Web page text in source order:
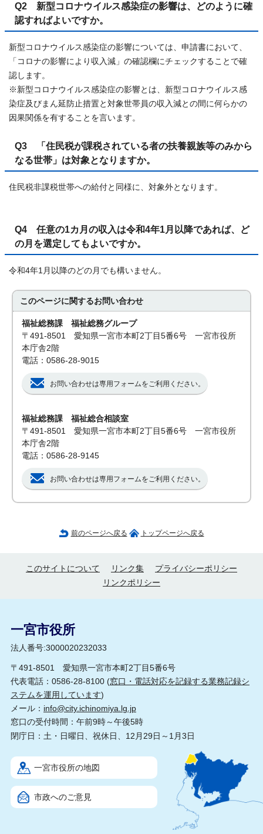
Q2 新型コロナウイルス感染症の影響は、どのように確
認すればよいですか。
新型コロナウイルス感染症の影響については、申請書において、
「コロナの影響により収入減」の確認欄にチェックすることで確
認します。
※新型コロナウイルス感染症の影響とは、新型コロナウイルス感
染症及びまん延防止措置と対象世帯員の収入減との間に何らかの
因果関係を有することを言います。
Q3 「住民税が課税されている者の扶養親族等のみから
なる世帯」は対象となりますか。
住民税非課税世帯への給付と同様に、対象外となります。
Q4 任意の1カ月の収入は令和4年1月以降であれば、ど
の月を選定してもよいですか。
令和4年1月以降のどの月でも構いません。
このページに関するお問い合わせ
福祉総務課 福祉総務グループ
〒491-8501 愛知県一宮市本町2丁目5番6号 一宮市役所
本庁舎2階
電話：0586-28-9015
お問い合わせは専用フォームをご利用ください。
福祉総務課 福祉総合相談室
〒491-8501 愛知県一宮市本町2丁目5番6号 一宮市役所
本庁舎2階
電話：0586-28-9145
お問い合わせは専用フォームをご利用ください。
前のページへ戻る トップページへ戻る
このサイトについて リンク集
プライバシーポリシー
リンクポリシー
一宮市役所
法人番号:3000020232033
〒491-8501 愛知県一宮市本町2丁目5番6号
代表電話：0586-28-8100 (窓口・電話対応を記録する業務記録シ
ステムを運用しています)
メール： info@city.ichinomiya.lg.jp
窓口の受付時間：午前9時～午後5時
閉庁日：土・日曜日、祝休日、12月29日～1月3日
一宮市役所の地図
市政へのご意見